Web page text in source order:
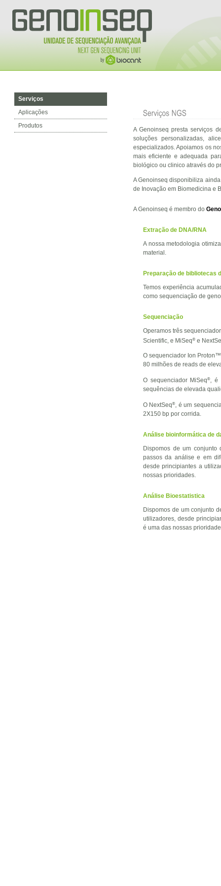
Serviços
Aplicações
Produtos
A Genoinseq presta serviços
soluções personalizadas,
especializados. Apoiamos os
mais eficiente e adequada
biológico ou clinico através do
A Genoinseq disponibiliza
de Inovação em Biomedicina e
A Genoinseq é membro do
Extração de DNA/RNA
A nossa metodologia
material.
Preparação de bibliotecas
Temos experiência
como sequenciação de
Sequenciação
Operamos três
Scientific, e MiSeq® e
O sequenciador Ion
80 milhões de reads de
O sequenciador MiSeq®, é
sequências de elevada
O NextSeq®, é um
2X150 bp por corrida.
Análise bioinformática de
Dispomos de um conjunto
passos da análise e em
desde principiantes a
nossas prioridades.
Análise Bioestatistica
Dispomos de um conjunto
utilizadores, desde
é uma das nossas